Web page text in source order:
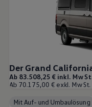
Der Grand
Ab 83.508,25 € inkl.
Ab 70.175,00 € exkl. MwSt.
Mit Auf- und Umbaulösung